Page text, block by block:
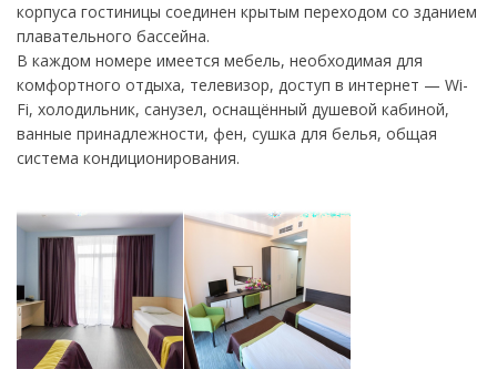
корпуса гостиницы соединен крытым переходом со зданием
плавательного бассейна.
В каждом номере имеется мебель, необходимая для
комфортного отдыха, телевизор, доступ в интернет — Wi-
Fi, холодильник, санузел, оснащённый душевой кабиной,
ванные принадлежности, фен, сушка для белья, общая
система кондиционирования.